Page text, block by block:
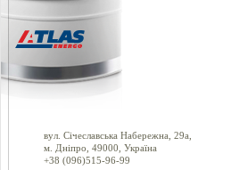
вул. Січеславська Набережна, 29а,
м. Дніпро, 49000, Україна
+38 (096)515-96-99